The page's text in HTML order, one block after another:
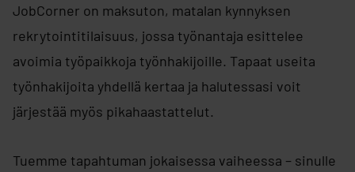
JobCorner on maksuton, matalan kynnyksen
rekrytointitilaisuus, jossa työnantaja esittelee
avoimia työpaikkoja työnhakijoille. Tapaat useita
työnhakijoita yhdellä kertaa ja halutessasi voit
järjestää myös pikahaastattelut.
Tuemme tapahtuman jokaisessa vaiheessa – sinulle